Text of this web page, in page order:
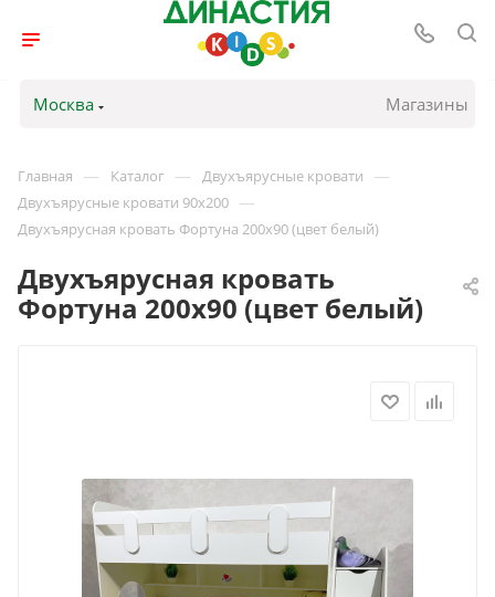
Москва Магазины
Главная — Каталог — Двухъярусные кровати —
Двухъярусные кровати 90х200 —
Двухъярусная кровать Фортуна 200х90 (цвет белый)
Двухъярусная кровать
Фортуна 200х90 (цвет белый)